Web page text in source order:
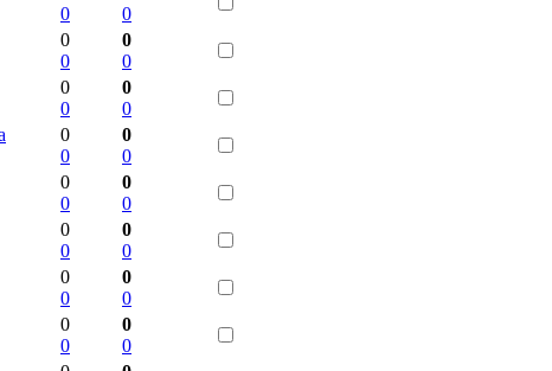
0
0
0
0
0
0
0
0
0
0
0
0
0
0
0
0
0
0
0
0
0
0
0
0
0
0
0
0
0
0